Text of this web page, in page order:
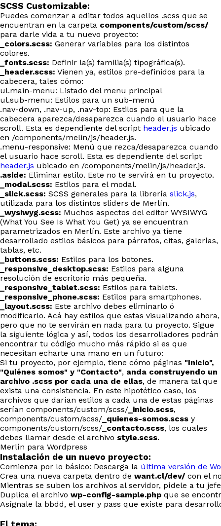
SCSS Customizable:
Puedes comenzar a editar todos aquellos .scss que se
encuentran en la carpeta components/custom/scss/
para darle vida a tu nuevo proyecto:
_colors.scss: Generar variables para los distintos
colores.
_fonts.scss: Definir la(s) familia(s) tipográfica(s).
_header.scss: Vienen ya, estilos pre-definidos para la
cabecera, tales cómo:
ul.main-menu: Listado del menu principal
ul.sub-menu: Estilos para un sub-menú
.nav-down, .nav-up, .nav-top: Estilos para que la
cabecera aparezca/desaparezca cuando el usuario hace
scroll. Esta es dependiente del script header.js ubicado
en /components/melin/js/header.js.
.menu-responsive: Menú que rezca/desaparezca cuando
el usuario hace scroll. Esta es dependiente del script
header.js ubicado en /components/melin/js/header.js.
.aside: Eliminar estilo. Este no te servirá en tu proyecto.
_modal.scss: Estilos para el modal.
_slick.scss: SCSS generales para la librería slick.js,
utilizada para los distintos sliders de Merlín.
_wysiwyg.scss: Muchos aspectos del editor WYSIWYG
(What You See Is What You Get) ya se encuentran
parametrizados en Merlín. Este archivo ya tiene
desarrollado estilos básicos para párrafos, citas, galerías,
tablas, etc.
_buttons.scss: Estilos para los botones.
_responsive_desktop.scss: Estilos para alguna
resolución de escritorio más pequeña.
_responsive_tablet.scss: Estilos para tablets.
_responsive_phone.scss: Estilos para smartphones.
_layout.scss: Este archivo debes eliminarlo ó
modificarlo. Acá hay estilos que estas visualizando ahora,
pero que no te servirán en nada para tu proyecto. Sigue
la siguiente lógica y así, todos los desarrolladores podrán
encontrar tu código mucho más rápido si es que
necesitan echarte una mano en un futuro:
Si tu proyecto, por ejemplo, tiene cómo páginas "Inicio",
"Quiénes somos" y "Contacto", anda construyendo un
archivo .scss por cada una de ellas, de manera tal que
exista una consistencia. En este hipotético caso, los
archivos que darían estilos a cada una de estas páginas
serían components/custom/scss/ _inicio.scss,
components/custom/scss/ _quienes-somos.scss y
components/custom/scss/ _contacto.scss, los cuales
debes llamar desde el archivo style.scss.
Merlín para Wordpress
Instalación de un nuevo proyecto:
Comienza por lo básico: Descarga la última versión de
Crea una nueva carpeta dentro de want.cl/dev/ con el
Mientras se suben los archivos al servidor, pídele a tu
Duplica el archivo wp-config-sample.php que se
Asígnale la bbdd, el user y pass que existe para
El tema: